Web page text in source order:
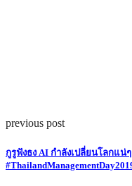
previous post
กูรูฟังธง AI กำลังเปลี่ยนโลกแน่ๆ